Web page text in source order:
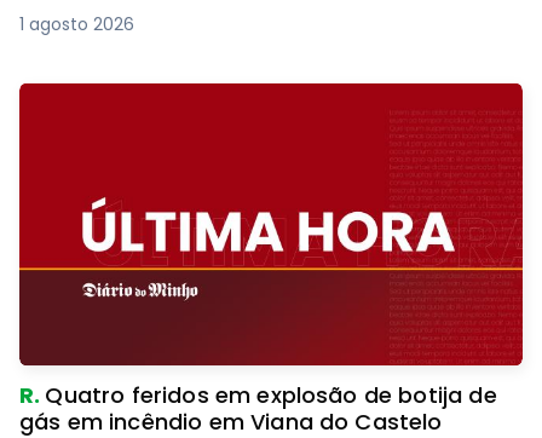
1 agosto 2026
R. Quatro feridos em explosão de botija de
gás em incêndio em Viana do Castelo